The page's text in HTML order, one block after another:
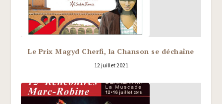
Le Prix Magyd Cherfi, la Chanson se déchaîne
12 juillet 2021